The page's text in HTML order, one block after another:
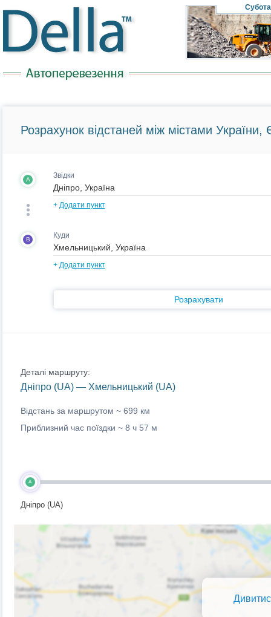
Субота
Розрахунок відстаней між містами України,
A Звідки
+ Додати пункт
B Куди
+ Додати пункт
Розрахувати
Деталі маршруту:
Дніпро (UA) — Хмельницький (UA)
Відстань за маршрутом ~ 699 км
Приблизний час поїздки ~ 8 ч 57 м
A
Дніпро (UA)